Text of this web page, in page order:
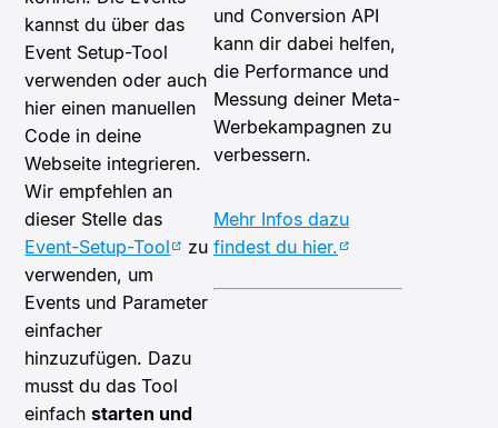
kannst du über das
Event Setup-Tool
verwenden oder auch
hier einen manuellen
Code in deine
Webseite integrieren.
Wir empfehlen an
dieser Stelle das
Event-Setup-Tool
zu
verwenden, um
Events und Parameter
einfacher
hinzuzufügen. Dazu
musst du das Tool
einfachstarten und
und Conversion API
kann dir dabei helfen,
die Performance und
Messung deiner Meta-
Werbekampagnen zu
verbessern.
Mehr Infos dazu
findest du hier.